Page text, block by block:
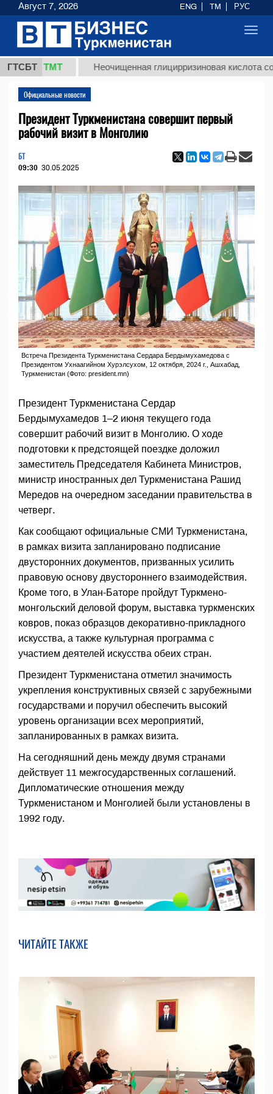
ГТСБТ
ТМТ Неочищенная глицирризиновая кислота
Официальные новости
Президент Туркменистана совершит первый
рабочий визит в Монголию
БТ
09:30 30.05.2025
Встреча Президента Туркменистана Сердара Бердымухамедова с
Президентом Ухнаагийном Хурэлсухом, 12 октября, 2024 г., Ашхабад,
Туркменистан (Фото: president.mn)
Президент Туркменистана Сердар
Бердымухамедов 1–2 июня текущего года
совершит рабочий визит в Монголию. О ходе
подготовки к предстоящей поездке доложил
заместитель Председателя Кабинета Министров,
министр иностранных дел Туркменистана Рашид
Мередов на очередном заседании правительства в
четверг.
Как сообщают официальные СМИ Туркменистана,
в рамках визита запланировано подписание
двусторонних документов, призванных усилить
правовую основу двустороннего взаимодействия.
Кроме того, в Улан-Баторе пройдут Туркмено-
монгольский деловой форум, выставка туркменских
ковров, показ образцов декоративно-прикладного
искусства, а также культурная программа с
участием деятелей искусства обеих стран.
Президент Туркменистана отметил значимость
укрепления конструктивных связей с зарубежными
государствами и поручил обеспечить высокий
уровень организации всех мероприятий,
запланированных в рамках визита.
На сегодняшний день между двумя странами
действует 11 межгосударственных соглашений.
Дипломатические отношения между
Туркменистаном и Монголией были установлены в
1992 году.
ЧИТАЙТЕ ТАКЖЕ
Август 7, 2026 ENG TM РУС